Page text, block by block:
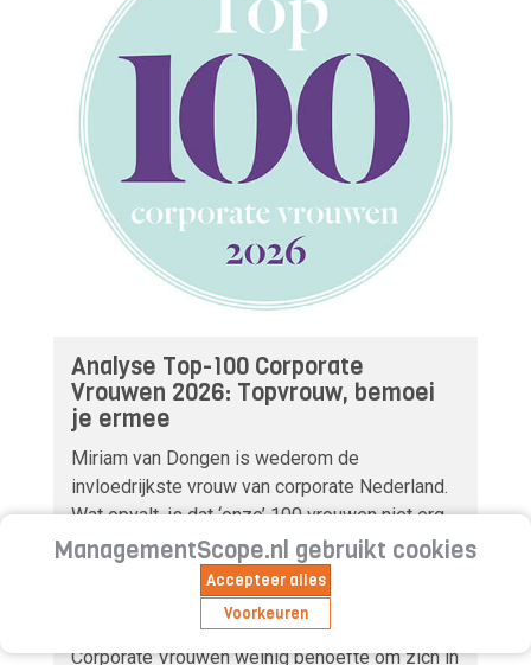
Analyse Top-100 Corporate
Vrouwen 2026: Topvrouw, bemoei
je ermee
Miriam van Dongen is wederom de
invloedrijkste vrouw van corporate Nederland.
Wat opvalt, is dat ‘onze’ 100 vrouwen niet erg
zichtbaar zijn – wat toch broodnodig is
aangezien het in ons land nog steeds niet
opschiet met man-vrouwbalans in de top van
het bedrijfsleven. Kennelijk voelen de
Corporate Vrouwen weinig behoefte om zich in
ManagementScope.nl gebruikt cookies
Accepteer alles
Voorkeuren